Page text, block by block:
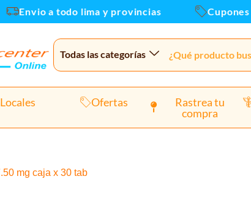
Envio a todo lima y provincias Cupones
Todas las categorías
Locales Ofertas
Rastrea tu
compra